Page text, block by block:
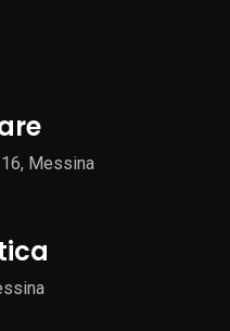
Messina